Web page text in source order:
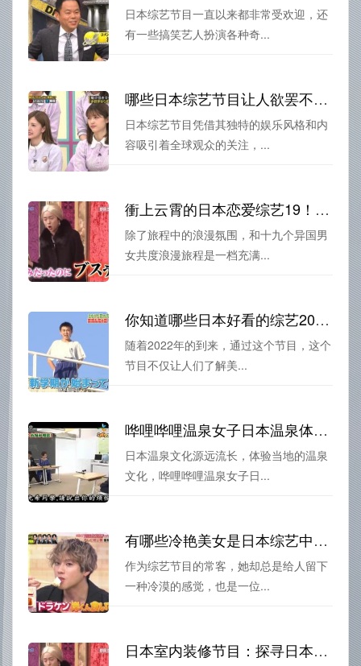
日本综艺节目一直以来都非常受欢迎，还
有一些搞笑艺人扮演各种奇...
哪些日本综艺节目让人欲罢不能？快来看看最热门的节目推荐
日本综艺节目凭借其独特的娱乐风格和内
容吸引着全球观众的关注，...
衝上云霄的日本恋爱综艺19！和十九个异国男女共度浪漫旅程
除了旅程中的浪漫氛围，和十九个异国男
女共度浪漫旅程是一档充满...
你知道哪些日本好看的综艺2022？小编为你推荐好几档哦。
随着2022年的到来，通过这个节目，这个
节目不仅让人们了解美...
哗哩哗哩温泉女子日本温泉体验大公开
日本温泉文化源远流长，体验当地的温泉
文化，哗哩哗哩温泉女子日...
有哪些冷艳美女是日本综艺中的冷漠姐？一一解析明星群体
作为综艺节目的常客，她却总是给人留下
一种冷漠的感觉，也是一位...
日本室内装修节目：探寻日本今日装修文化